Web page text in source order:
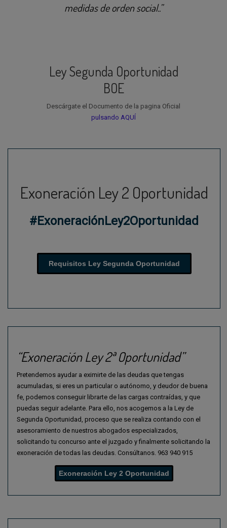
medidas de orden social..”
Ley Segunda Oportunidad
BOE
Descárgate el Documento de la pagina Oficial
pulsando AQUÍ
Exoneración Ley 2 Oportunidad
#ExoneraciónLey2Oportunidad
Requisitos Ley Segunda Oportunidad
“Exoneración Ley 2ª Oportunidad”
Pretendemos ayudar a eximirte de las deudas que tengas
acumuladas, si eres un particular o autónomo, y deudor de buena
fe, podemos conseguir librarte de las cargas contraídas, y que
puedas seguir adelante. Para ello, nos acogemos a la Ley de
Segunda Oportunidad, proceso que se realiza contando con el
asesoramiento de nuestros abogados especializados,
solicitando tu concurso ante el juzgado y finalmente solicitando la
exoneración de todas las deudas. Consúltanos. 963 940 915
Exoneración Ley 2 Oportunidad